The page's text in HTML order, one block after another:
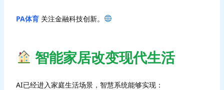
PA体育关注金融科技创新。
智能家居改变现代生活
AI已经进入家庭生活场景，智慧系统能够实现：